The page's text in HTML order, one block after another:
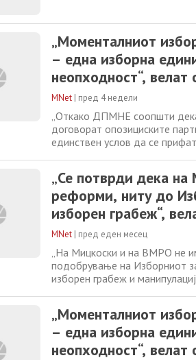
„Моменталниот
– една изборна
неопходност“,
MNet | пред 4 недели
„Откако ДПМНЕ соопшти
договорат опозициските
единствен услов да се
програмска определба и
„Се потврди дека
реформи, ниту до
изборен грабеж“,
MNet | пред еден месец
„На Мицкоски и на ВМРО не
подобрување на Изборниот
изборен грабеж и
„Нели седнаа заедно со
„Моменталниот
– една изборна
неопходност“,